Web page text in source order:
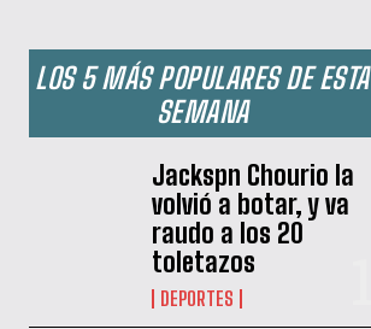
LOS 5 MÁS POPULARES DE ESTA
SEMANA
Jackspn Chourio la
volvió a botar, y va
raudo a los 20
toletazos
DEPORTES